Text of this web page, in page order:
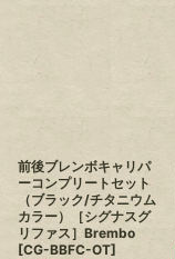
前後ブレンボキャリパ
ーコンプリートセット
（ブラック/チタニウム
カラー）［シグナスグ
リファス］Brembo
[CG-BBFC-OT]